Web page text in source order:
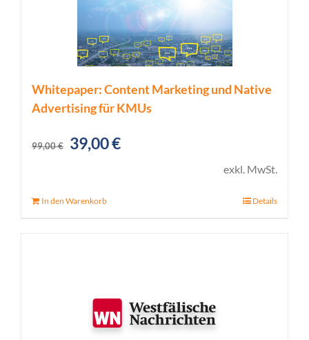
Whitepaper: Content Marketing und Native
Advertising für KMUs
99,00€
Ursprünglicher
39,00€Aktueller
exkl. MwSt.
In den Warenkorb Details